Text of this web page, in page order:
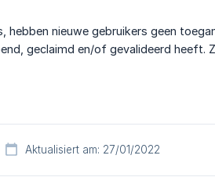
hebben nieuwe gebruikers geen
geclaimd en/of gevalideerd heeft.
Aktualisiert am: 27/01/2022